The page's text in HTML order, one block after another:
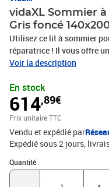
vidaXL Sommier
Gris foncé
Utilisez ce lit à sommier
réparatrice ! Il vous offre
agréable. Matériau doux et
agréable contre la peau,
ultime.Matelas à ressorts
ensachés comporte des
fonctionnent
en réagissant uniquement
Cette conception empêche
de mouvement par rapport
ouverts. Chaque ressort
Voir la description
En stock
614,89€
Prix unitaire TTC
Vendu et expédié par
Expédié sous 2 jours
Quantité
Quantité : 1